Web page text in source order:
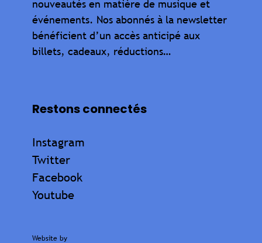
nouveautés en matière de musique et
événements. Nos abonnés à la newsletter
bénéficient d’un accès anticipé aux
billets, cadeaux, réductions…
Restons connectés
Instagram
Twitter
Facebook
Youtube
Website by